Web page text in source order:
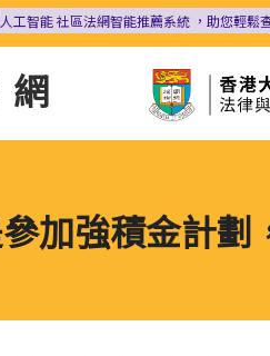
工智能社區法網智能推薦系統 ，助您輕鬆
加強積金計